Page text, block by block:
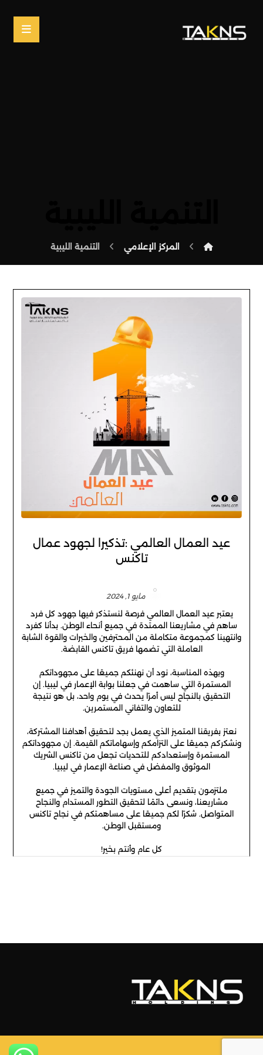
المركز الإعلامي التنمية الليبية
عيد العمال العالمي :تذكيرا لجهود عمال
تاكنس
مايو 1, 2024
يعتبر عيد العمال العالمي فرصة لنستذكر فيها جهود كل فرد
ساهم في مشاريعنا الممتدة في جميع أنحاء الوطن. بدأنا كفرد
وانتهينا كمجموعة متكاملة من المحترفين والخبرات والقوة الشابة
العاملة التي تضمها فريق تاكنس القابضة.
وبهذه المناسبة، نود أن نهنئكم جميعًا على مجهوداتكم
المستمرة التي ساهمت في جعلنا بوابة الإعمار في ليبيا. إن
التحقيق بالنجاح ليس أمرًا يحدث في يوم واحد، بل هو نتيجة
للتعاون والتفاني المستمرين.
نعتز بفريقنا المتميز الذي يعمل بجد لتحقيق أهدافنا المشتركة،
ونشكركم جميعًا على التزامكم وإسهاماتكم القيمة. إن مجهوداتكم
المستمرة وإستعدادكم للتحديات تجعل من تاكنس الشريك
الموثوق والمفضل في صناعة الإعمار في ليبيا.
ملتزمون بتقديم أعلى مستويات الجودة والتميز في جميع
مشاريعنا، ونسعى دائمًا لتحقيق التطور المستدام والنجاح
المتواصل. شكرًا لكم جميعًا على مساهمتكم في نجاح تاكنس
ومستقبل الوطن.
كل عام وأنتم بخير!